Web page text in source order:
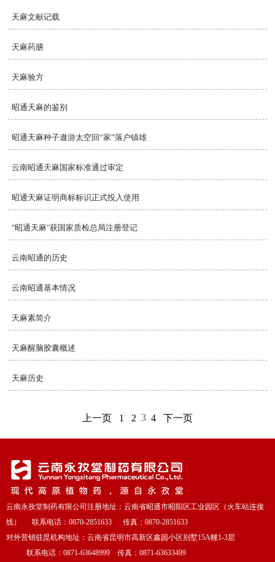
天麻文献记载
天麻药膳
天麻验方
昭通天麻的鉴别
昭通天麻种子遨游太空回“家”落户镇雄
云南昭通天麻国家标准通过审定
昭通天麻证明商标标识正式投入使用
"昭通天麻"获国家质检总局注册登记
云南昭通的历史
云南昭通基本情况
天麻素简介
天麻醒脑胶囊概述
天麻历史
上一页 1 2 3 4 下一页
云南永孜堂制药有限公司注册地址：云南省昭通市昭阳区工业园区（火车站连接
线） 联系电话：0870-2851633 传真：0870-2851633
对外营销驻昆机构地址：云南省昆明市高新区鑫园小区别墅15A幢1-3层
联系电话：0871-63648999 传真：0871-63633499